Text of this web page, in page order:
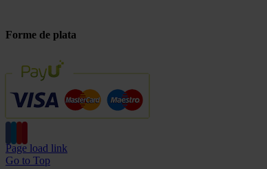
Forme de plata
Page load link
Go to Top